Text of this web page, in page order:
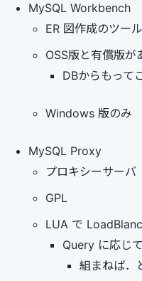
MySQL Workbench
ER 図作成のツール
OSS版と有償版が
DBからもって
Windows 版のみ
MySQL Proxy
プロキシーサーバ
GPL
LUA で
Query に応じ
組まねば．